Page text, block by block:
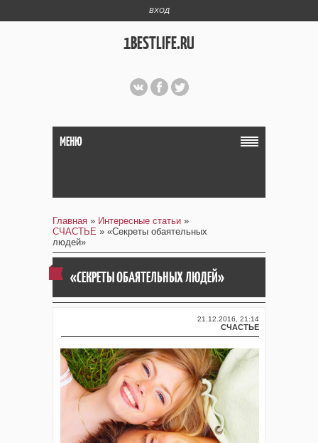
ВХОД
1BESTLIFE.RU
МЕНЮ
Главная » Интересные статьи »
СЧАСТЬЕ » «Секреты обаятельных
людей»
«СЕКРЕТЫ ОБАЯТЕЛЬНЫХ ЛЮДЕЙ»
21.12.2016, 21:14
СЧАСТЬЕ